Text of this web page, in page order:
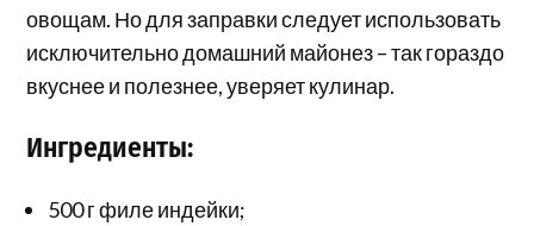
овощам. Но для заправки следует использовать
исключительно домашний майонез – так гораздо
вкуснее и полезнее, уверяет кулинар.
Ингредиенты:
500 г филе индейки;